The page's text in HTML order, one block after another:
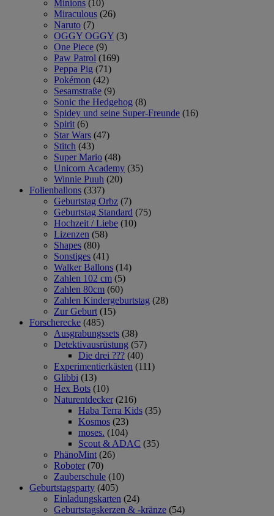
Minions (10)
Miraculous (26)
Naruto (7)
OGGY OGGY (3)
One Piece (9)
Paw Patrol (169)
Peppa Pig (71)
Pokémon (42)
Sesamstraße (9)
Sonic the Hedgehog (8)
Spidey und seine Super-Freunde (16)
Spirit (6)
Star Wars (47)
Stitch (43)
Super Mario (48)
Unicorn Academy (35)
Winnie Puuh (20)
Folienballons (337)
Geburtstag Orbz (7)
Geburtstag Standard (75)
Hochzeit / Liebe (10)
Lizenzen (58)
Shapes (80)
Sonstiges (41)
Walker Ballons (14)
Zahlen 102 cm (5)
Zahlen 80cm (60)
Zahlen Kindergeburtstag (28)
Zur Geburt (15)
Forscherecke (485)
Ausgrabungssets (38)
Detektivausrüstung (57)
Die drei ??? (40)
Experimentierkästen (111)
Glibbi (13)
Hex Bots (10)
Naturentdecker (216)
Haba Terra Kids (35)
Kosmos (23)
moses. (104)
Scout & ADAC (35)
PhänoMint (26)
Roboter (70)
Zauberschule (10)
Geburtstagsparty (405)
Einladungskarten (24)
Geburtstagskerzen & -kränze (54)